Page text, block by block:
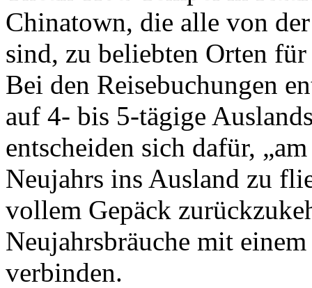
Chinatown, die alle von
sind, zu beliebten Orten
Bei den Reisebuchungen
auf 4- bis 5-tägige
entscheiden sich dafür,
Neujahrs ins Ausland zu
vollem Gepäck
Neujahrsbräuche mit
verbinden.